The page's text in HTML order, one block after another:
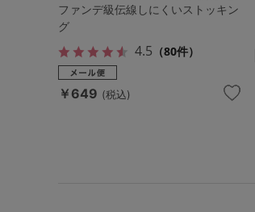
ファンデ級伝線しにくいストッキン
グ
4.5 （80件）
￥649 (税込)